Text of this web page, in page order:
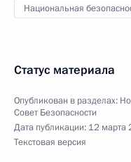
Национальная
Статус материала
Опубликован в разделах:
Совет Безопасности
Дата публикации: 12 марта
Текстовая версия